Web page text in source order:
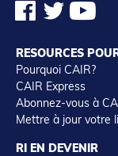
RESOURCES
Pourquoi CAIR?
CAIR Express
Abonnez-vous à
Mettre à jour votre
RI EN DEVENIR